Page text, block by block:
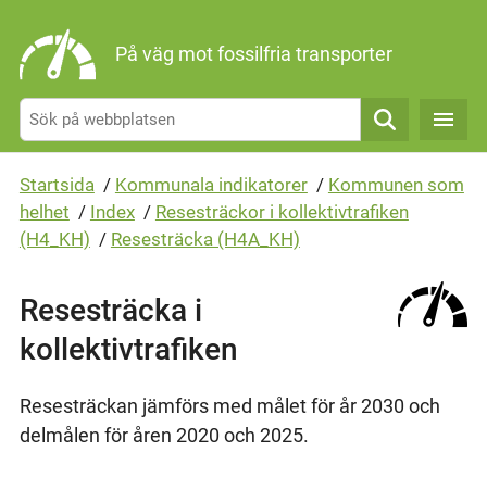
På väg mot fossilfria transporter
Sök
Startsida / Kommunala indikatorer / Kommunen som
helhet / Index / Resesträckor i kollektivtrafiken
(H4_KH) / Resesträcka (H4A_KH)
Resesträcka i
kollektivtrafiken
Resesträckan jämförs med målet för år 2030 och
delmålen för åren 2020 och 2025.